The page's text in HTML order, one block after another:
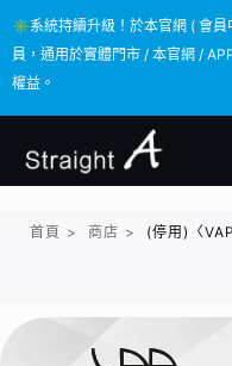
✳️系統持續升級！於本官網 ( 會員
員，通用於實體門市 / 本官網 /
權益。
✳️系統持續升級！於本官網 ( 會員
員，通用於實體門市 / 本官網 /
權益。
首頁 > 商店 > (停用)〈